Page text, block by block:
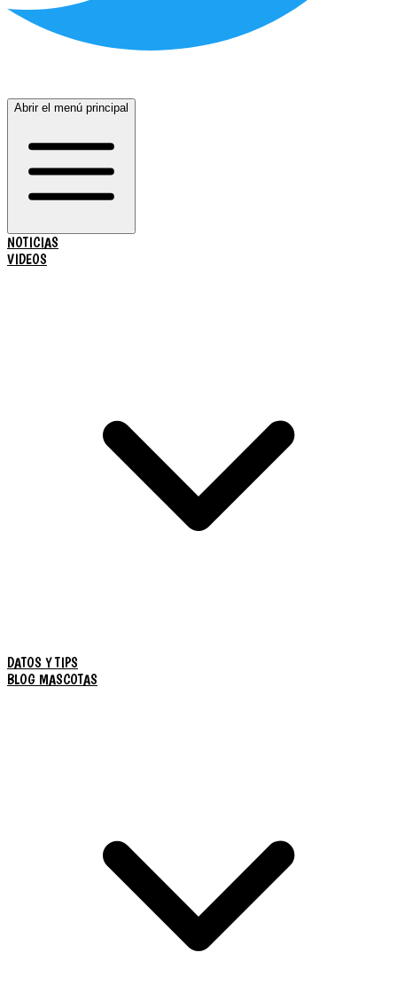
Abrir el menú principal
NOTICIAS
VIDEOS
DATOS Y TIPS
BLOG MASCOTAS